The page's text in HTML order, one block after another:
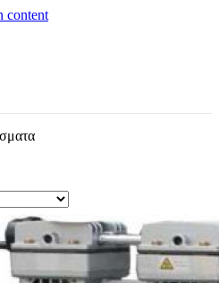
content